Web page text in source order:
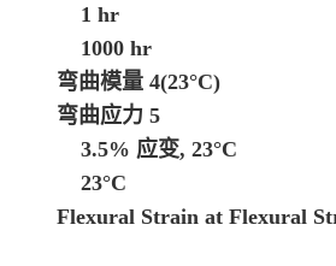
1 hr
1000 hr
弯曲模量 4(23°C)
弯曲应力 5
3.5% 应变, 23°C
23°C
Flexural Strain at Flexural